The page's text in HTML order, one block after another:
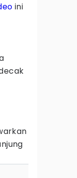
ini